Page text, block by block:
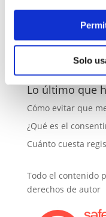
Solo
Temas del
blog:
Lo último que
Cómo evitar que
¿Qué es el
Cuánto cuesta
Todo el contenido
derechos de autor